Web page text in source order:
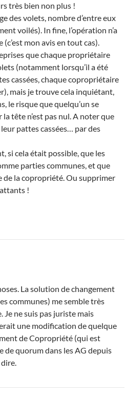
très bien non plus !
des volets, nombre d’entre eux
voilés). In fine, l’opération n’a
mon avis en tout cas).
que chaque propriétaire
(notamment lorsqu’il a été
cassées, chaque copropriétaire
mais je trouve cela inquiétant,
le risque que quelqu’un se
tête n’est pas nul. A noter que
pattes cassées… par des
si cela était possible, que les
parties communes, et que
de la copropriété. Ou supprimer
!
La solution de changement
communes) me semble très
ne suis pas juriste mais
une modification de quelque
de Copropriété (qui est
de quorum dans les AG depuis
dire.